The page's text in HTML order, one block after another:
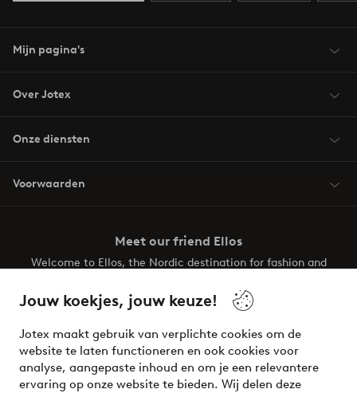
Jouw koekjes, jouw keuze!
Jotex maakt gebruik van verplichte cookies om de
website te laten functioneren en ook cookies voor
analyse, aangepaste inhoud en om je een relevantere
ervaring op onze website te bieden. Wij delen deze
Mijn pagina's
Over Jotex
Onze diensten
Voorwaarden
Meet our friend Ellos
Welcome to Ellos, the Nordic destination for fashion and
your wardrobe. Your next inspiring look is here!